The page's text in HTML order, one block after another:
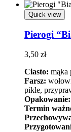
Quick view
Pierogi
3,50 zł
Ciasto: mąka
Farsz:
pikle,
Opakowanie:
Termin